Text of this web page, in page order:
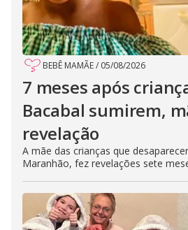
BEBÊ MAMÃE/ 05/08/2026
7 meses após
Bacabal sumirem,
revelação
A mãe das crianças que
Maranhão, fez revelações sete